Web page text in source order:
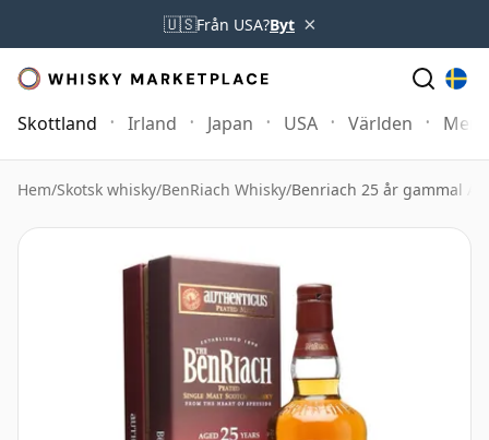
🇺🇸Från USA?Byt ×
Skottland Irland Japan USA Världen Mer
Hem/Skotsk whisky/BenRiach Whisky/Benriach 25 år gammal